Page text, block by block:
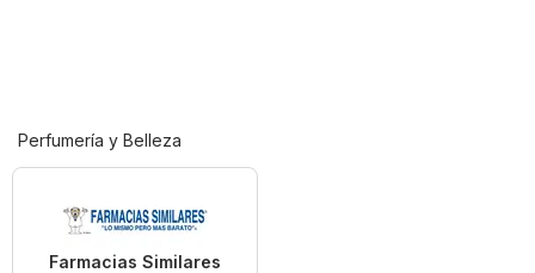
Perfumería y Belleza
Farmacias Similares